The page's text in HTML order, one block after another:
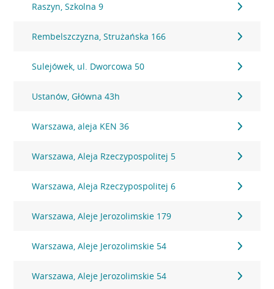
Raszyn, Szkolna 9
Rembelszczyzna, Strużańska 166
Sulejówek, ul. Dworcowa 50
Ustanów, Główna 43h
Warszawa, aleja KEN 36
Warszawa, Aleja Rzeczypospolitej 5
Warszawa, Aleja Rzeczypospolitej 6
Warszawa, Aleje Jerozolimskie 179
Warszawa, Aleje Jerozolimskie 54
Warszawa, Aleje Jerozolimskie 54